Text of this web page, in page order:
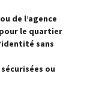
de l’agence
le quartier
sans
ou